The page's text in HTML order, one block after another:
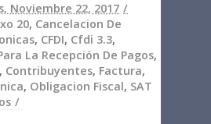
Noviembre 22, 2017
20, Cancelacion De
, CFDI, Cfdi 3.3,
La Recepción De Pagos,
, Contribuyentes, Factura,
, Obligacion Fiscal, SAT